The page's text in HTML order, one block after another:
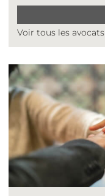
Voir tous les avocats